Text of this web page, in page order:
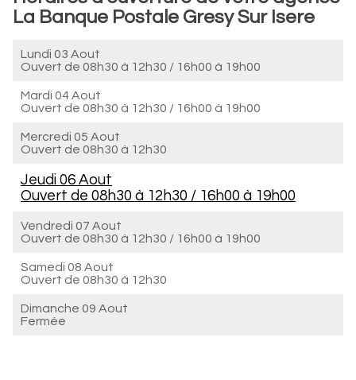
La Banque Postale Gresy Sur Isere
Lundi 03 Aout
Ouvert de 08h30 à 12h30 / 16h00 à 19h00
Mardi 04 Aout
Ouvert de 08h30 à 12h30 / 16h00 à 19h00
Mercredi 05 Aout
Ouvert de 08h30 à 12h30
Jeudi 06 Aout
Ouvert de 08h30 à 12h30 / 16h00 à 19h00
Vendredi 07 Aout
Ouvert de 08h30 à 12h30 / 16h00 à 19h00
Samedi 08 Aout
Ouvert de 08h30 à 12h30
Dimanche 09 Aout
Fermée